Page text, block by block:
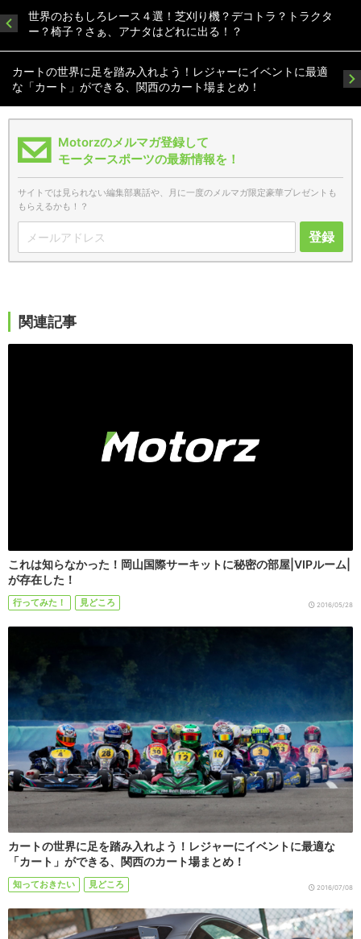
世界のおもしろレース４選！芝刈り機？デコトラ？トラクタ
ー？椅子？さぁ、アナタはどれに出る！？
カートの世界に足を踏み入れよう！レジャーにイベントに最適
な「カート」ができる、関西のカート場まとめ！
Motorzのメルマガ登録して
モータースポーツの最新情報を！
サイトでは見られない編集部裏話や、月に一度のメルマガ限定豪華プレゼントも
もらえるかも！？
登録
関連記事
これは知らなかった！岡山国際サーキットに秘密の部屋|VIPルーム|
が存在した！
行ってみた！ 見どころ 2016/05/28
カートの世界に足を踏み入れよう！レジャーにイベントに最適な
「カート」ができる、関西のカート場まとめ！
知っておきたい 見どころ 2016/07/08